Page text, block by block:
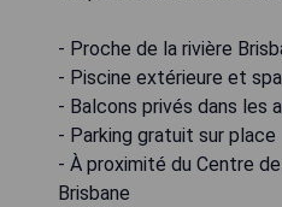
- Proche de la rivière
- Piscine extérieure et
- Balcons privés dans les
- Parking gratuit sur place
- À proximité du Centre
Brisbane